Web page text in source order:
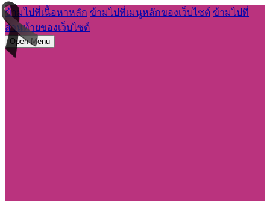
ข้ามไปที่เนื้อหาหลัก ข้ามไปที่เมนูหลักของเว็บไซต์ ข้ามไปที่
ส่วนท้ายของเว็บไซต์
Open Menu